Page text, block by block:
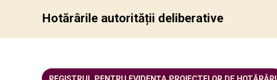
Hotărârile autorității deliberative